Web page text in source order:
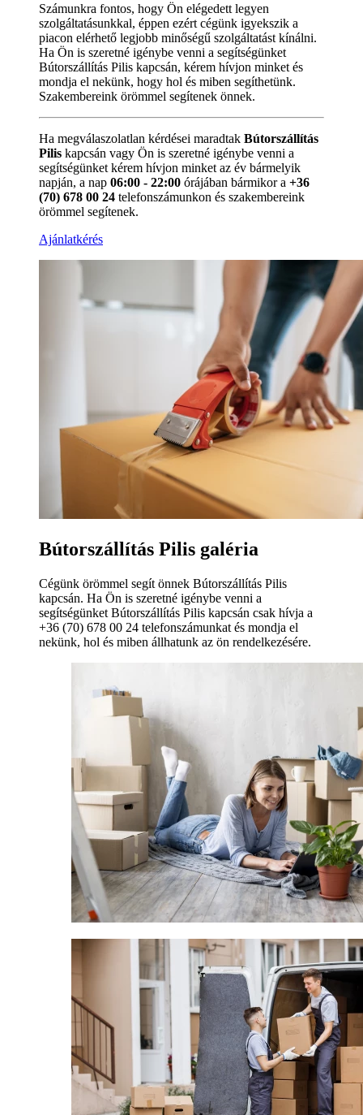
Számunkra fontos, hogy Ön elégedett legyen
szolgáltatásunkkal, éppen ezért cégünk igyekszik a
piacon elérhető legjobb minőségű szolgáltatást kínálni.
Ha Ön is szeretné igénybe venni a segítségünket
Bútorszállítás Pilis kapcsán, kérem hívjon minket és
mondja el nekünk, hogy hol és miben segíthetünk.
Szakembereink örömmel segítenek önnek.
Ha megválaszolatlan kérdései maradtak Bútorszállítás
Pilis kapcsán vagy Ön is szeretné igénybe venni a
segítségünket kérem hívjon minket az év bármelyik
napján, a nap 06:00 - 22:00 órájában bármikor a +36
(70) 678 00 24 telefonszámunkon és szakembereink
örömmel segítenek.
Ajánlatkérés
Bútorszállítás Pilis galéria
Cégünk örömmel segít önnek Bútorszállítás Pilis
kapcsán. Ha Ön is szeretné igénybe venni a
segítségünket Bútorszállítás Pilis kapcsán csak hívja a
+36 (70) 678 00 24 telefonszámunkat és mondja el
nekünk, hol és miben állhatunk az ön rendelkezésére.